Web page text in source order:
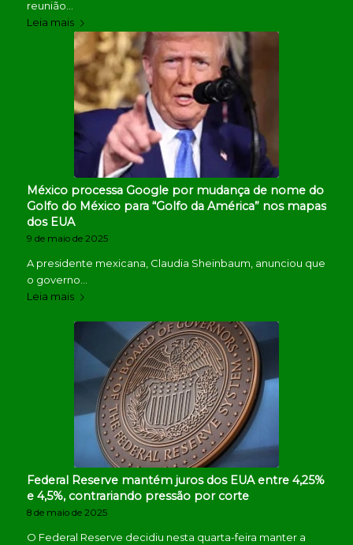
reunião…
Leia mais
México processa Google por mudança de nome do
Golfo do México para “Golfo da América” nos mapas
dos EUA
9 de maio de 2025
A presidente mexicana, Claudia Sheinbaum, anunciou que
o governo…
Leia mais
Federal Reserve mantém juros dos EUA entre 4,25%
e 4,5%, contrariando pressão por corte
8 de maio de 2025
O Federal Reserve decidiu nesta quarta-feira manter a